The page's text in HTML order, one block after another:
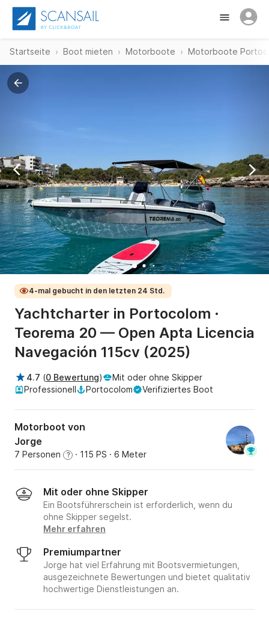
Startseite Boot mieten Motorboote Motorboote
4-mal gebucht in den letzten 24 Std.
Yachtcharter in Portocolom ·
Teorema 20 — Open Apta Licencia
Navegación 115cv (2025)
4.7 (0 Bewertung)
Mit oder ohne Skipper
Professionell
Portocolom Verifiziertes Boot
Motorboot von
Jorge
7 Personen ? · 115 PS · 6 Meter
Mit oder ohne Skipper
Ein Bootsführerschein ist erforderlich, wenn du
ohne Skipper segelst.
Mehr erfahren
Premiumpartner
Jorge hat viel Erfahrung mit Bootsvermietungen,
ausgezeichnete Bewertungen und bietet qualitativ
hochwertige Dienstleistungen an.